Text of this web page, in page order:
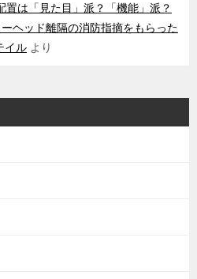
置は「見た目」派？「機能」派？
ヘッド離隔の消防指摘をもらった
イル より